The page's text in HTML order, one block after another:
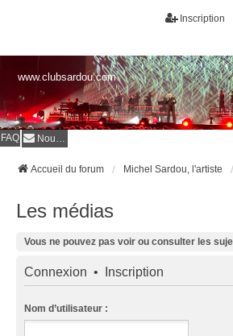
Inscription
www.clubsardou.com
FAQ Nous contacter
Accueil du forum Michel Sardou, l'artiste
Les médias
Vous ne pouvez pas voir ou consulter les
Connexion • Inscription
Nom d’utilisateur :